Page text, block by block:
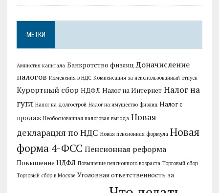
МЕТКИ
Амнистия капитала Банкротство физлиц Доначисление
налогов Изменения в НДС Компенсация за неиспользованный отпуск
Курортный сбор НДФЛ Налог на Интернет Налог на
гугл Налог на долгострой Налог на имущество физлиц Налог с
продаж Необоснованная налоговая выгода Новая
декларация по НДС Новая пенсионная формула Новая
форма 4-ФСС Пенсионная реформа
Повышение НДФЛ Повышение пенсионного возраста Торговый сбор
Торговый сбор в Москве Уголовная ответственность за